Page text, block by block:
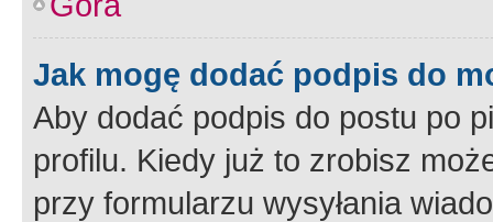
Jak mogę dodać podpis do
Aby dodać podpis do postu po
profilu. Kiedy już to zrobisz
przy formularzu wysyłania